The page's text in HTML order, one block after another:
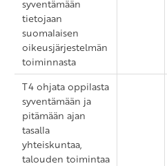
syventämään
tietojaan
suomalaisen
oikeusjärjestelmän
toiminnasta
T4 ohjata oppilasta
syventämään ja
pitämään ajan
tasalla
yhteiskuntaa,
talouden toimintaa